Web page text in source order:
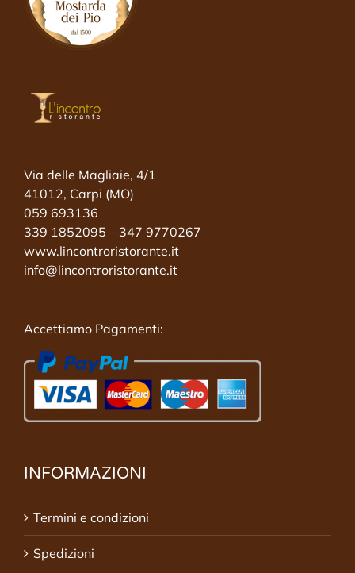
Via delle Magliaie, 4/1
41012, Carpi (MO)
059 693136
339 1852095 – 347 9770267
www.lincontroristorante.it
info@lincontroristorante.it
Accettiamo Pagamenti:
INFORMAZIONI
Termini e condizioni
Spedizioni